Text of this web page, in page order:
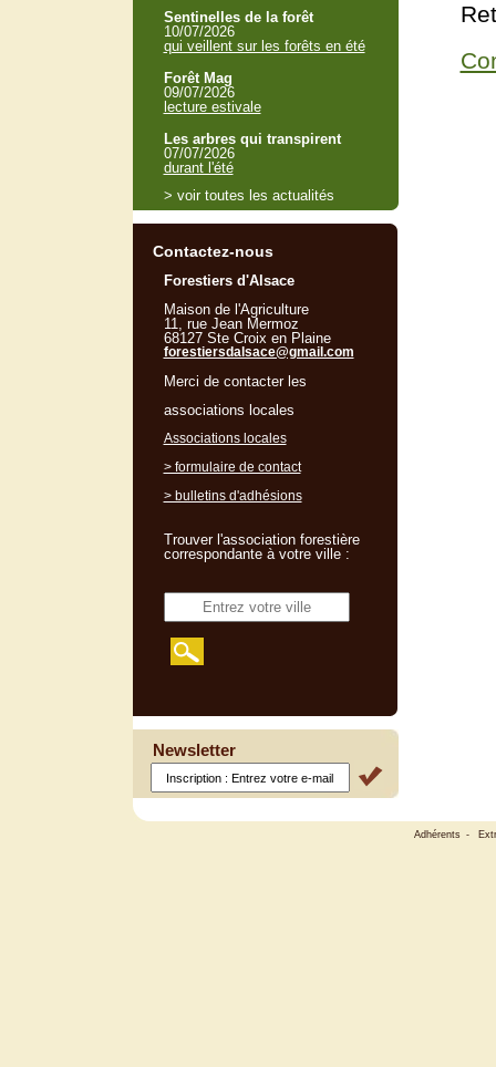
Sentinelles de la forêt
10/07/2026
qui veillent sur les forêts en été
Forêt Mag
09/07/2026
lecture estivale
Les arbres qui transpirent
07/07/2026
durant l'été
> voir toutes les actualités
Contactez-nous
Forestiers d'Alsace
Maison de l'Agriculture
11, rue Jean Mermoz
68127 Ste Croix en Plaine
forestiersdalsace@gmail.com
Merci de contacter les
associations locales
Associations locales
> formulaire de contact
> bulletins d'adhésions
Trouver l'association forestière
correspondante à votre ville :
Newsletter
Adhérents -